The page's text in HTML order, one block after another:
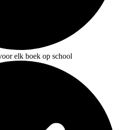
elk boek op school